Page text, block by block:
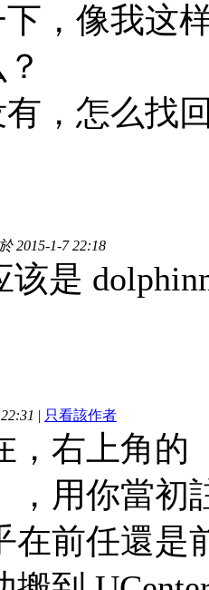
，像我这
，怎么找
2015-1-7 22:18
该是
| 只看該作者
，右上角的
，用你當初
在前任還是